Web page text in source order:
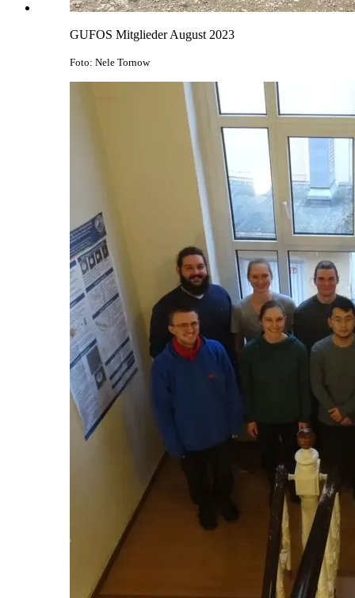
GUFOS Mitglieder August 2023
Foto: Nele Tornow